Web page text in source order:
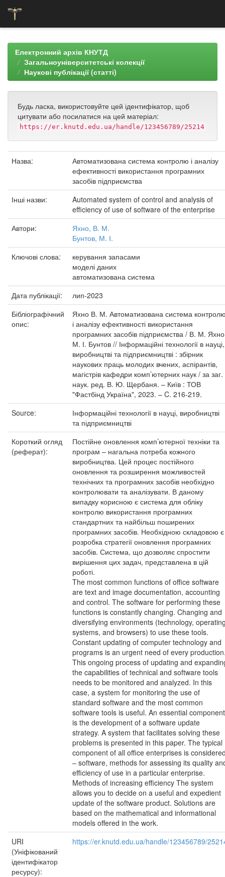
navigationЕлектронний архів КНУТД
Загальноуніверситетські колекції
Наукові публікації (статті)
Будь ласка, використовуйте цей ідентифікатор, щоб
цитувати або посилатися на цей матеріал:
https://er.knutd.edu.ua/handle/123456789/25214
Назва:
Автоматизована система контролю і аналізу
ефективності використання програмних
засобів підприємства
Інші назви:
Automated system of control and analysis of
efficiency of use of software of the enterprise
Автори:
Яхно, В. М.
Бунтов, М. І.
Ключові слова:
керування запасами
моделі даних
автоматизована система
Дата публікації:
лип-2023
Бібліографічний
опис:
Яхно В. М. Автоматизована система
і аналізу ефективності використання
програмних засобів підприємства / В. М.
М. І. Бунтов // Інформаційні технології в науці,
виробництві та підприємництві : збірник
наукових праць молодих вчених, аспірантів,
магістрів кафедри комп’ютерних наук / за заг.
наук. ред. В. Ю. Щербаня. – Київ : ТОВ
"Фастбінд Україна", 2023. – C. 216-219.
Source:
Інформаційні технології в науці, виробництві
та підприємництві
Короткий огляд
(реферат):
Постійне оновлення комп’ютерної техніки та
програм – нагальна потреба кожного
виробництва. Цей процес постійного
оновлення та розширення можливостей
технічних та програмних засобів необхідно
контролювати та аналізувати. В даному
випадку корисною є система для обліку
контролю використання програмних
стандартних та найбільш поширених
програмних засобів. Необхідною складовою є
розробка стратегії оновлення програмних
засобів. Система, що дозволяє спростити
вирішення цих задач, представлена в цій
роботі.
The most common functions of office software
are text and image documentation, accounting
and control. The software for performing these
functions is constantly changing. Changing and
diversifying environments (technology,
systems, and browsers) to use these tools.
Constant updating of computer technology and
programs is an urgent need of every
This ongoing process of updating and
the capabilities of technical and software tools
needs to be monitored and analyzed. In this
case, a system for monitoring the use of
standard software and the most common
software tools is useful. An essential component
is the development of a software update
strategy. A system that facilitates solving these
problems is presented in this paper. The typical
component of all office enterprises is
– software, methods for assessing its quality
efficiency of use in a particular enterprise.
Methods of increasing efficiency The system
allows you to decide on a useful and expedient
update of the software product. Solutions are
based on the mathematical and informational
models offered in the work.
URI
(Уніфікований
ідентифікатор
ресурсу):
https://er.knutd.edu.ua/handle/123456789/